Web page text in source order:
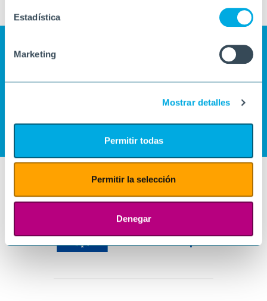
Estadística
Marketing
Mostrar detalles
Permitir todas
Permitir la selección
Denegar